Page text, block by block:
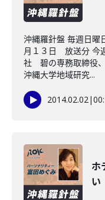
沖縄羅針盤 毎週日
月１３日 放送分 今
社 碧の専務取締役
沖縄大学地域研究...
2014.02.02|
ホ
い